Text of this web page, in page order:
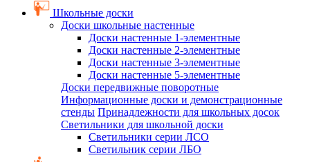
Школьные доски
Доски школьные настенные
Доски настенные 1-элементные
Доски настенные 2-элементные
Доски настенные 3-элементные
Доски настенные 5-элементные
Доски передвижные поворотные
Информационные доски и демонстрационные
стенды Принадлежности для школьных досок
Светильники для школьной доски
Светильники серии ЛСО
Светильник серии ЛБО